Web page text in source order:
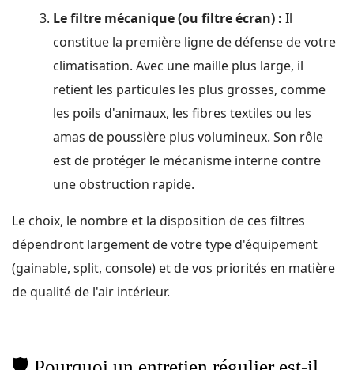
Le filtre mécanique (ou filtre écran) : Il
constitue la première ligne de défense de votre
climatisation. Avec une maille plus large, il
retient les particules les plus grosses, comme
les poils d'animaux, les fibres textiles ou les
amas de poussière plus volumineux. Son rôle
est de protéger le mécanisme interne contre
une obstruction rapide.
Le choix, le nombre et la disposition de ces filtres
dépendront largement de votre type d'équipement
(gainable, split, console) et de vos priorités en matière
de qualité de l'air intérieur.